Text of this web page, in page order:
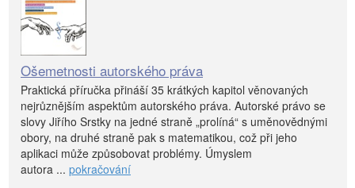
Ošemetnosti autorského práva
Praktická příručka přináší 35 krátkých kapitol věnovaných
nejrůznějším aspektům autorského práva. Autorské právo se
slovy Jiřího Srstky na jedné straně „prolíná“ s uměnovědnými
obory, na druhé straně pak s matematikou, což při jeho
aplikaci může způsobovat problémy. Úmyslem
autora ... pokračování